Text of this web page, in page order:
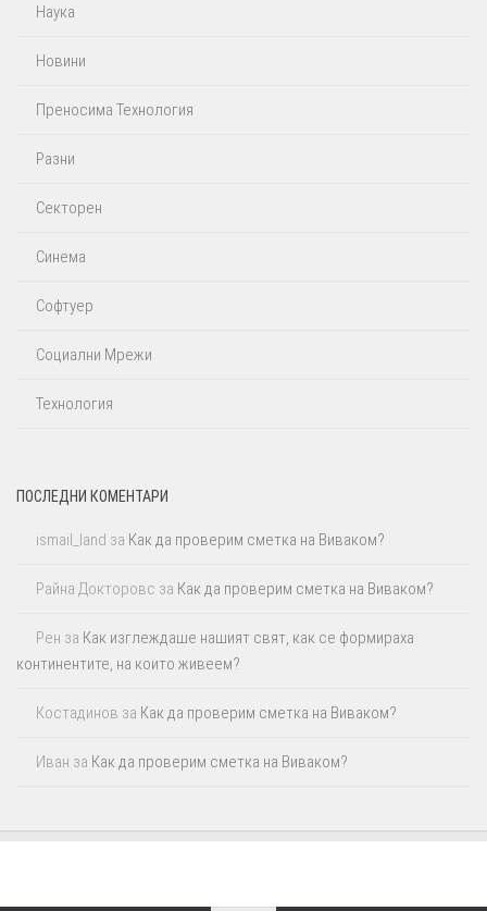
Наука
Новини
Преносима Технология
Разни
Секторен
Синема
Софтуер
Социални Мрежи
Технология
ПОСЛЕДНИ КОМЕНТАРИ
ismail_land за Как да проверим сметка на Виваком?
Райна Докторовс за Как да проверим сметка на Виваком?
Рен за Как изглеждаше нашият свят, как се формираха
континентите, на които живеем?
Костадинов за Как да проверим сметка на Виваком?
Иван за Как да проверим сметка на Виваком?